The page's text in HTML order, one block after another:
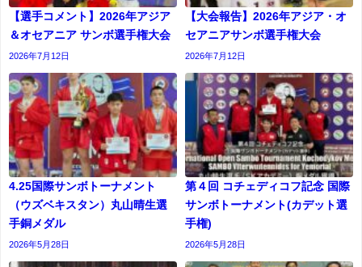
【選手コメント】2026年アジア
＆オセアニア サンボ選手権大会
2026年7月12日
【大会報告】2026年アジア・オ
セアニアサンボ選手権大会
2026年7月12日
4.25国際サンボトーナメント
（ウズベキスタン）丸山晴生選
手銅メダル
2026年5月28日
第４回 コチェディコフ記念 国際
サンボトーナメント(カデット選
⼿権)
2026年5月28日